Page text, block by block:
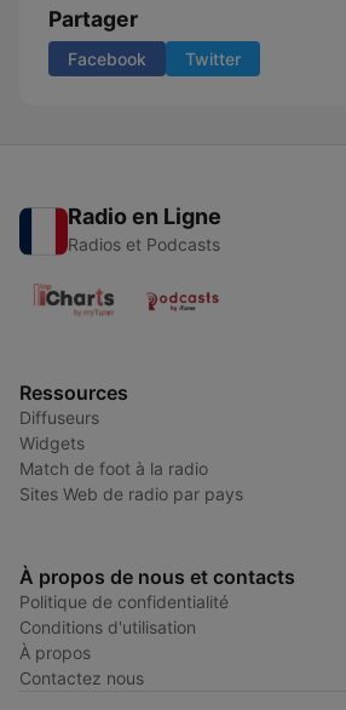
Partager
Facebook Twitter
Radio en Ligne
Radios et Podcasts
Ressources
Diffuseurs
Widgets
Match de foot à la radio
Sites Web de radio par pays
À propos de nous et contacts
Politique de confidentialité
Conditions d'utilisation
À propos
Contactez nous